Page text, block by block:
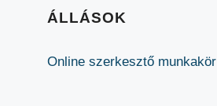
ÁLLÁSOK
Online szerkesztő munkakör